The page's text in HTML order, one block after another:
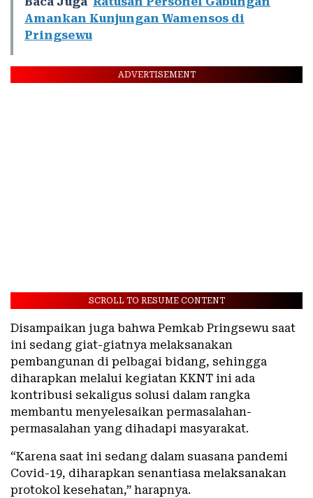
Amankan Kunjungan Wamensos di
Pringsewu
ADVERTISEMENT
SCROLL TO RESUME CONTENT
Disampaikan juga bahwa Pemkab Pringsewu saat
ini sedang giat-giatnya melaksanakan
pembangunan di pelbagai bidang, sehingga
diharapkan melalui kegiatan KKNT ini ada
kontribusi sekaligus solusi dalam rangka
membantu menyelesaikan permasalahan-
permasalahan yang dihadapi masyarakat.
“Karena saat ini sedang dalam suasana pandemi
Covid-19, diharapkan senantiasa melaksanakan
protokol kesehatan,” harapnya.